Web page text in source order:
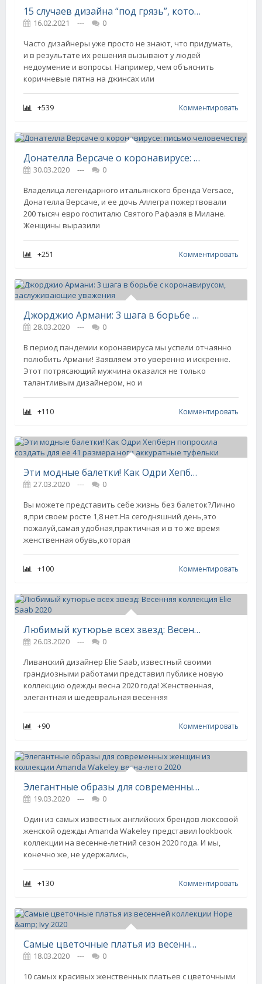
15 случаев дизайна “под грязь”, которому нет адекватного объяснения
16.02.2021 ---
0
Часто дизайнеры уже просто не знают, что придумать,
и в результате их решения вызывают у людей
недоумение и вопросы. Например, чем объяснить
коричневые пятна на джинсах или
+539 Комментировать
Донателла Версаче о коронавирусе: письмо человечеству
30.03.2020 ---
0
Владелица легендарного итальянского бренда Versace,
Донателла Версаче, и ее дочь Аллегра пожертвовали
200 тысяч евро госпиталю Святого Рафаэля в Милане.
Женщины выразили
+251 Комментировать
Джорджио Армани: 3 шага в борьбе с коронавирусом, заслуживающие уважения
28.03.2020 ---
0
В период пандемии коронавируса мы успели отчаянно
полюбить Армани! Заявляем это уверенно и искренне.
Этот потрясающий мужчина оказался не только
талантливым дизайнером, но и
+110 Комментировать
Эти модные балетки! Как Одри Хепбёрн попросила создать для ее 41 размера ноги аккуратные туфельки
27.03.2020 ---
0
Вы можете представить себе жизнь без балеток?Лично
я,при своем росте 1,8 нет.На сегодняшний день,это
пожалуй,самая удобная,практичная и в то же время
женственная обувь,которая
+100 Комментировать
Любимый кутюрье всех звезд: Весенняя коллекция Elie Saab 2020
26.03.2020 ---
0
Ливанский дизайнер Elie Saab, известный своими
грандиозными работами представил публике новую
коллекцию одежды весна 2020 года! Женственная,
элегантная и шедевральная весенняя
+90 Комментировать
Элегантные образы для современных женщин из коллекции Amanda Wakeley весна-лето 2020
19.03.2020 ---
0
Один из самых известных английских брендов люксовой
женской одежды Amanda Wakeley представил lookbook
коллекции на весенне-летний сезон 2020 года. И мы,
конечно же, не удержались,
+130 Комментировать
Самые цветочные платья из весенней коллекции Hope &amp; Ivy 2020
18.03.2020 ---
0
10 самых красивых женственных платьев с цветочными